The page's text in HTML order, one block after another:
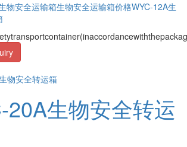
物安全运输箱生物安全运输箱价格WYC-12A生
20A生物安全转运